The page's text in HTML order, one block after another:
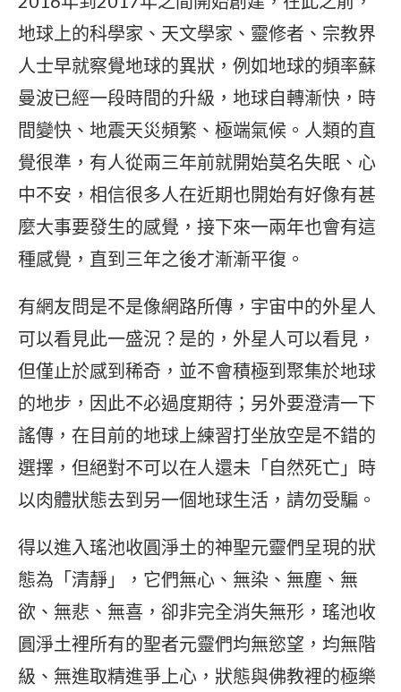
地球上的科學家、天文學家、靈修者、宗教界
人士早就察覺地球的異狀，例如地球的頻率蘇
曼波已經一段時間的升級，地球自轉漸快，時
間變快、地震天災頻繁、極端氣候。人類的直
覺很準，有人從兩三年前就開始莫名失眠、心
中不安，相信很多人在近期也開始有好像有甚
麼大事要發生的感覺，接下來一兩年也會有這
種感覺，直到三年之後才漸漸平復。
有網友問是不是像網路所傳，宇宙中的外星人
可以看見此一盛況？是的，外星人可以看見，
但僅止於感到稀奇，並不會積極到聚集於地球
的地步，因此不必過度期待；另外要澄清一下
謠傳，在目前的地球上練習打坐放空是不錯的
選擇，但絕對不可以在人還未「自然死亡」時
以肉體狀態去到另一個地球生活，請勿受騙。
得以進入瑤池收圓淨土的神聖元靈們呈現的狀
態為「清靜」，它們無心、無染、無塵、無
欲、無悲、無喜，卻非完全消失無形，瑤池收
圓淨土裡所有的聖者元靈們均無慾望，均無階
級、無進取精進爭上心，狀態與佛教裡的極樂